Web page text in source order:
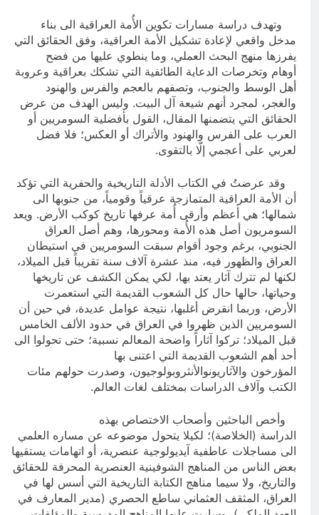
وتهدف دراسة مسارات تكوين الأُمة العراقية الى بناء
مدخل واقعي لإعادة تشكيل الأمة العراقية، وفق الحقائق التي
يفرزها منهج البحث العملي، وما ينطوي عليها من فضح
أوهام وتخرصات الدعاية الطائفية التي تشكك بعراقية وعروبة
أهل الوسط والجنوب، وتصفهم بالعجم والفرس والهنود
والغجر، لمجرد أنهم شيعة آل البيت. وليس الهدف من عرض
الحقائق التي يتضمنها المقال، القول بأفضلية السومريين أو
العرب على الفرس والهنود والأتراك أو العكس؛ فلا فضل
لعربي على أعجمي إلّا بالتقوى.
وقد عرضتُ في الكتاب الأدلة التاريخية والحفرية التي تؤكد
أن الأمة العراقية المتمازجة عرقياً وقومياً، من جنوبها الى
شمالها؛ هي أعظم وأرقى أُمة عرفها تاريخ كوكب الأرض. ويعد
السومريون أصل هذه الأُمة ومحورها، وهم أصل العراق
الجنوبي، برغم وجود أقوام سبقت السومريين في استيطان
العراق والظهور فيه، منذ عشرة آلاف سنة تقريباً قبل الميلاد،
لكنها لم تترك آثار يعتد بها، لكي يمكن الكشف عن تاريخها
وحياتها، حالها حال كل الشعوب القديمة التي استعمرت
الأرض، وربما انقرض أغلبها، نتيجة عوامل عديدة، في حين أن
السومريين الذين ظهروا في العراق في حدود الألف الخامس
قبل الميلاد؛ تركوا آثاراً واضحة المعالم نسبية؛ حتى تحولوا الى
أحد أهم الشعوب القديمة التي اعتنى بها
المؤرخون والآثاريونوالأنثروبولوجيون، وصدرت حولهم مئات
الكتب وآلاف الدراسات بمختلف لغات العالم.
وأخص الباحثين وأصحاب الاختصاص بهذه
الدراسة (الخلاصة)؛ لكيلا يتحول موضوعه عن مساره العلمي
الى مساجلات عاطفية آيديولوجية عنصرية، أو اتهامات يستقيها
بعض الناس من المناهج الشوفينية العنصرية المحرفة للحقائق
والتاريخ، ولا سيما مناهج الكتابة التاريخية التي أسس لها في
العراق، المثقف العثماني ساطع الحصري (مدير المعارف في